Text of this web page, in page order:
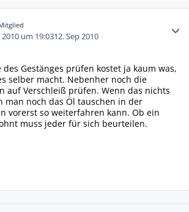
um 19:0312. Sep 2010
des Gestänges prüfen kostet ja kaum was,
selber macht. Nebenher noch die
auf Verschleiß prüfen. Wenn das nichts
man noch das Öl tauschen in der
vorerst so weiterfahren kann. Ob ein
muss jeder für sich beurteilen.